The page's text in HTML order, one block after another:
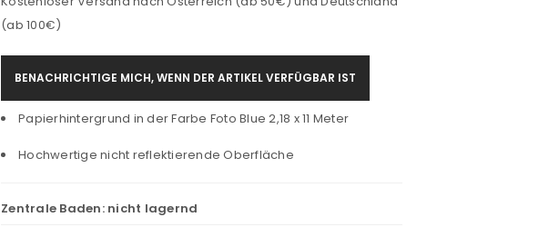
(ab 100€)
BENACHRICHTIGE MICH, WENN DER ARTIKEL VERFÜGBAR IST
Papierhintergrund in der Farbe Foto Blue 2,18 x 11 Meter
Hochwertige nicht reflektierende Oberfläche
Zentrale Baden: nicht lagernd